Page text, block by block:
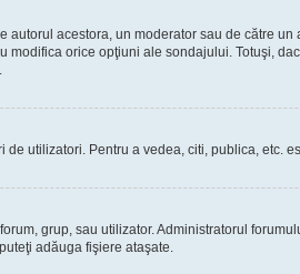
acestora, un moderator sau de către
orice opţiuni ale sondajului. Totuşi,
utilizatori. Pentru a vedea, citi, publica,
grup, sau utilizator. Administratorul
adăuga fişiere ataşate.